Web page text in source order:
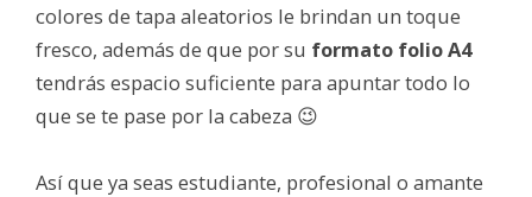
colores de tapa aleatorios le brindan un toque
fresco, además de que por su formato folio A4
tendrás espacio suficiente para apuntar todo lo
que se te pase por la cabeza 😉
Así que ya seas estudiante, profesional o amante